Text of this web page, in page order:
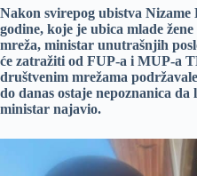
Nakon svirepog ubistva Nizame
godine, koje je ubica mlade
mreža, ministar unutrašnjih
će zatražiti od FUP-a i MUP-a
društvenim mrežama
do danas ostaje nepoznanica
ministar najavio.